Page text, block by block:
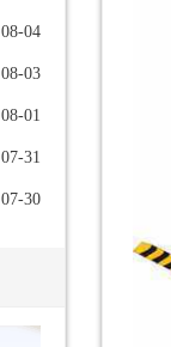
08-04
08-03
08-01
07-31
07-30